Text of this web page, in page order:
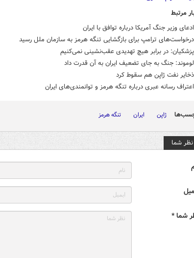
مرتبط
ادعای وزیر جنگ آمریکا درباره توافق با ایران
درخواست‌های ترامپ برای بازگشایی تنگه هرمز به سازمان ملل رسید
پزشکیان: در برابر هیچ تهدیدی عقب‌نشینی نمی‌کنیم
لوموند: جنگ به جای تضعیف ایران به آن قدرت داد
ذخایر نفت ژاپن هم سقوط کرد
اعتراف رسانه عبری درباره تنگه هرمز و توانمندی‌های ایران
ژاپن ایران تنگه هرمز
نظر شما
شما *